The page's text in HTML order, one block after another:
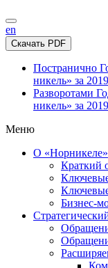
en
Скачать PDF
Постранично
никель» за
Разворотами
никель» за
Меню
О «Норникеле»
Краткий
Бизнес-